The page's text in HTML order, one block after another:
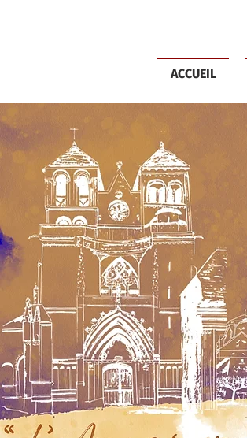
ACCUEIL